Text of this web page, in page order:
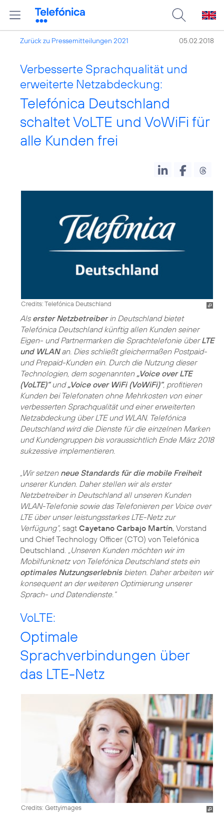
Zurück zu Pressemitteilungen 2021 05.02.2018
Verbesserte Sprachqualität und
erweiterte Netzabdeckung:
Telefónica Deutschland
schaltet VoLTE und VoWiFi für
alle Kunden frei
Credits: Telefónica Deutschland
Als erster Netzbetreiberin Deutschland bietet
Telefónica Deutschland künftig allen Kunden seiner
Eigen- und Partnermarken die Sprachtelefonie überLTE
und WLANan. Dies schließt gleichermaßen Postpaid-
und Prepaid-Kunden ein. Durch die Nutzung dieser
Technologien, dem sogenannten „Voice over LTE
(VoLTE)“und„Voice over WiFi (VoWiFi)“, profitieren
Kunden bei Telefonaten ohne Mehrkosten von einer
verbesserten Sprachqualität und einer erweiterten
Netzabdeckung über LTE und WLAN. Telefónica
Deutschland wird die Dienste für die einzelnen Marken
und Kundengruppen bis voraussichtlich Ende März 2018
sukzessive implementieren.
„Wir setzen neue Standards für die mobile Freiheit
unserer Kunden. Daher stellen wir als erster
Netzbetreiber in Deutschland all unseren Kunden
WLAN-Telefonie sowie das Telefonieren per Voice over
LTE über unser leistungsstarkes LTE-Netz zur
Verfügung“, sagt Cayetano Carbajo Martín, Vorstand
und Chief Technology Officer (CTO) von Telefónica
Deutschland. „Unseren Kunden möchten wir im
Mobilfunknetz von Telefónica Deutschland stets ein
optimales Nutzungserlebnisbieten. Daher arbeiten wir
konsequent an der weiteren Optimierung unserer
Sprach- und Datendienste.“
VoLTE:
Optimale
Sprachverbindungen über
das LTE-Netz
Credits: Gettyimages